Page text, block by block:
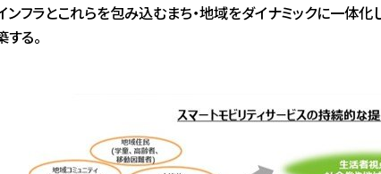
ンフラとこれらを包み込むまち・地域をダイナミックに一体
る。